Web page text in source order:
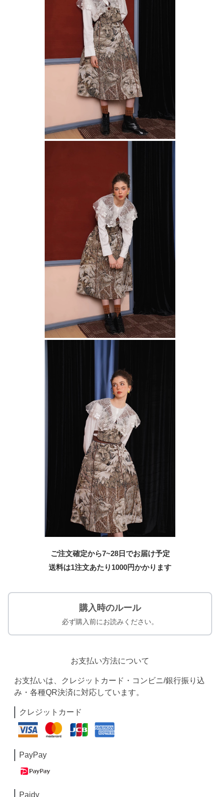
ご注文確定から7~28日でお届け予定
送料は1注文あたり 1000円かかります
購入時のルール
必ず購入前にお読みください。
お支払い方法について
お支払いは、クレジットカード・コンビニ/銀行振り込
み・各種QR決済に対応しています。
クレジットカード
PayPay
Paidy